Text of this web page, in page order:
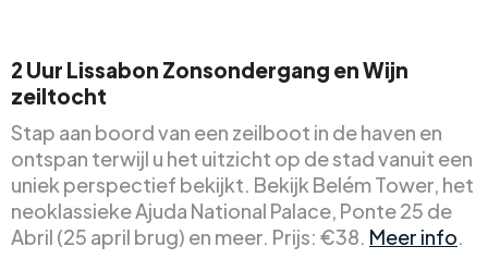
2 Uur Lissabon Zonsondergang en Wijn
zeiltocht
Stap aan boord van een zeilboot in de haven en
ontspan terwijl u het uitzicht op de stad vanuit een
uniek perspectief bekijkt. Bekijk Belém Tower, het
neoklassieke Ajuda National Palace, Ponte 25 de
Abril (25 april brug) en meer. Prijs: €38. Meer info.